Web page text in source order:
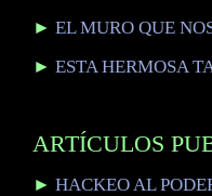
► EL MURO QUE
► ESTA HERMOSA
ARTÍCULOS
► HACKEO AL